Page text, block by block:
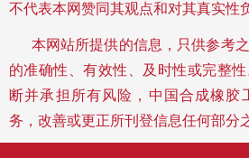
不代表本网赞同其观点和对其真实性
本网站所提供的信息，只供参考
的准确性、有效性、及时性或完整
断并承担所有风险，中国合成橡胶
务，改善或更正所刊登信息任何部分